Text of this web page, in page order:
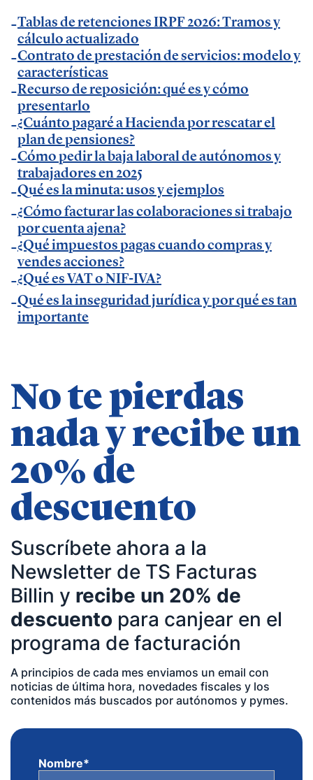
— Entrevista en GestionaRadio.
Marcos De La Cueva en eventos
— Participación como ponente en Accountex
España 2023.
Temáticas de especialización
negocios | startups | contabilidad| fiscalidad |
empresas| asesorías| autonomos | emprendedores
| pequeños negocios | economía | ADE | pymes |
desarrollo de negocio
Tablas de retenciones IRPF 2026: Tramos y
cálculo actualizado
Contrato de prestación de servicios: modelo y
características
Recurso de reposición: qué es y cómo
presentarlo
¿Cuánto pagaré a Hacienda por rescatar el
plan de pensiones?
Cómo pedir la baja laboral de autónomos y
trabajadores en 2025
Qué es la minuta: usos y ejemplos
¿Cómo facturar las colaboraciones si trabajo
por cuenta ajena?
¿Qué impuestos pagas cuando compras y
vendes acciones?
¿Qué es VAT o NIF-IVA?
Qué es la inseguridad jurídica y por qué es tan
importante
No te pierdas
nada y recibe un
20% de
descuento
Suscríbete ahora a la
Newsletter de TS Facturas
Billin y recibe un 20% de
descuento para canjear en el
programa de facturación
A principios de cada mes enviamos un email con
noticias de última hora, novedades fiscales y los
contenidos más buscados por autónomos y pymes.
Nombre*